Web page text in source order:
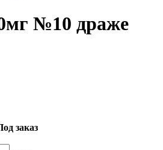
№10 драже
заказ